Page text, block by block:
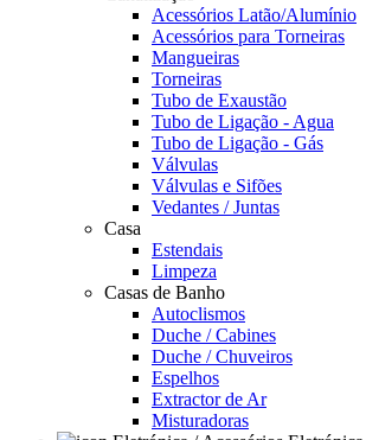
Acessórios Latão/Alumínio
Acessórios para Torneiras
Mangueiras
Torneiras
Tubo de Exaustão
Tubo de Ligação - Agua
Tubo de Ligação - Gás
Válvulas
Válvulas e Sifões
Vedantes / Juntas
Casa
Estendais
Limpeza
Casas de Banho
Autoclismos
Duche / Cabines
Duche / Chuveiros
Espelhos
Extractor de Ar
Misturadoras